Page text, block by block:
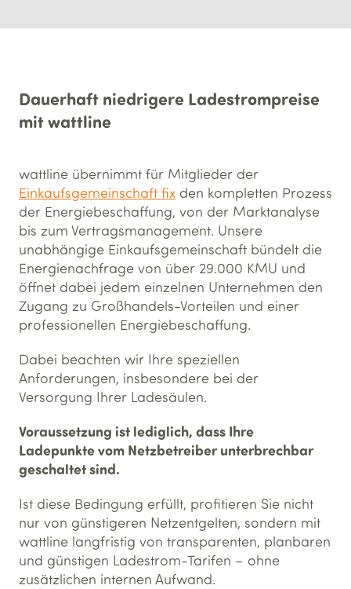
Dauerhaft niedrigere Ladestrompreise
mit wattline
wattline übernimmt für Mitglieder der
Einkaufsgemeinschaft fix den kompletten Prozess
der Energiebeschaffung, von der Marktanalyse
bis zum Vertragsmanagement. Unsere
unabhängige Einkaufsgemeinschaft bündelt die
Energienachfrage von über 29.000 KMU und
öffnet dabei jedem einzelnen Unternehmen den
Zugang zu Großhandels-Vorteilen und einer
professionellen Energiebeschaffung.
Dabei beachten wir Ihre speziellen
Anforderungen, insbesondere bei der
Versorgung Ihrer Ladesäulen.
Voraussetzung ist lediglich, dass Ihre
Ladepunkte vom Netzbetreiber unterbrechbar
geschaltet sind.
Ist diese Bedingung erfüllt, profitieren Sie nicht
nur von günstigeren Netzentgelten, sondern mit
wattline langfristig von transparenten, planbaren
und günstigen Ladestrom-Tarifen – ohne
zusätzlichen internen Aufwand.